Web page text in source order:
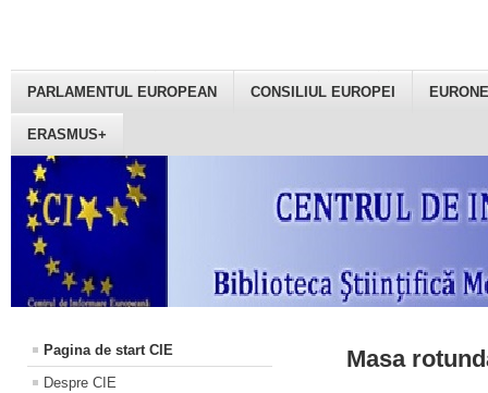
PARLAMENTUL EUROPEAN CONSILIUL EUROPEI
ERASMUS+
Pagina de start CIE
Despre CIE
Masa